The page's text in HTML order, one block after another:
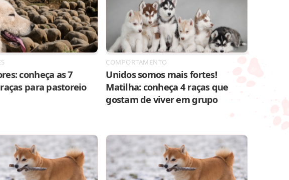
conheça as 7
para pastoreio
COMPORTAMENTO
Unidos somos mais fortes!
Matilha: conheça 4 raças que
gostam de viver em grupo